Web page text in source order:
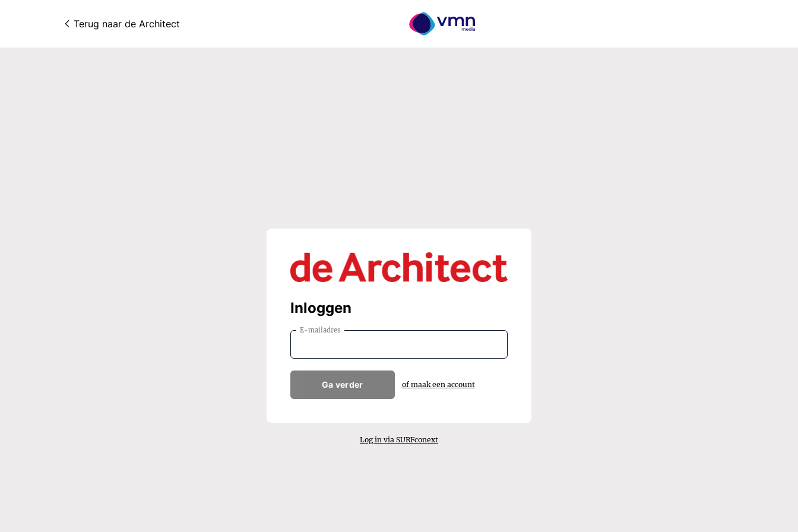
Terug naar de Architect
Inloggen
E-mailadres
Ga verder of maak een account
Log in via SURFconext